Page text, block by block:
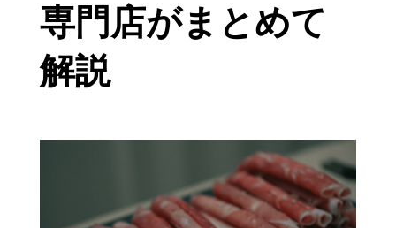
専門店がまとめて
解説